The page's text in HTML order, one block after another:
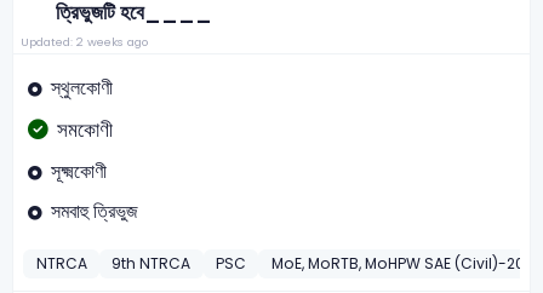
ত্রিভুজটি হবে____
Updated: 2 weeks ago
স্থুলকোণী
সমকোণী
সূক্ষ্মকোণী
সমবাহু ত্রিভুজ
NTRCA 9th NTRCA PSC MoE, MoRTB, MoHPW SAE (Civil)-2015